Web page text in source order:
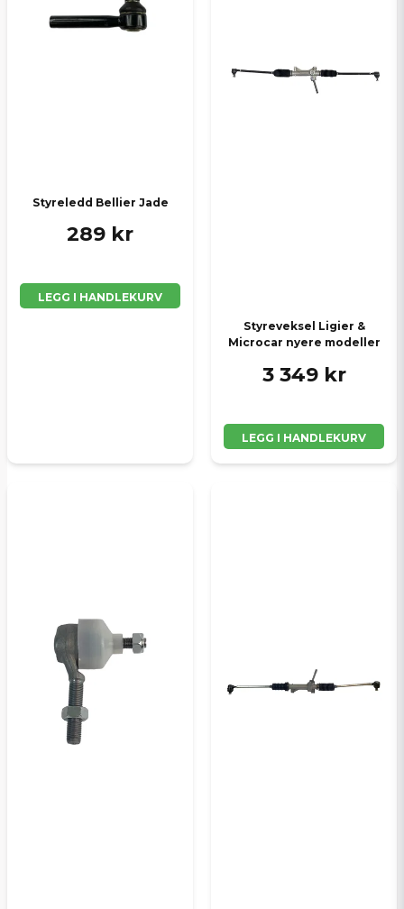
Styreledd Bellier Jade
289 kr
LEGG I HANDLEKURV
Styreveksel Ligier &
Microcar nyere modeller
3 349 kr
LEGG I HANDLEKURV
Send spørsmål